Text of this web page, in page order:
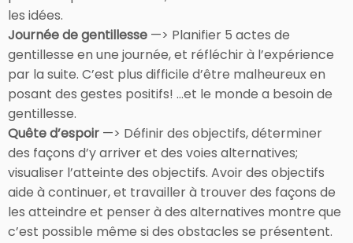
les idées.
Journée de gentillesse —> Planifier 5 actes de
gentillesse en une journée, et réfléchir à l’expérience
par la suite. C’est plus difficile d’être malheureux en
posant des gestes positifs! …et le monde a besoin de
gentillesse.
Quête d’espoir —> Définir des objectifs, déterminer
des façons d’y arriver et des voies alternatives;
visualiser l’atteinte des objectifs. Avoir des objectifs
aide à continuer, et travailler à trouver des façons de
les atteindre et penser à des alternatives montre que
c’est possible même si des obstacles se présentent.